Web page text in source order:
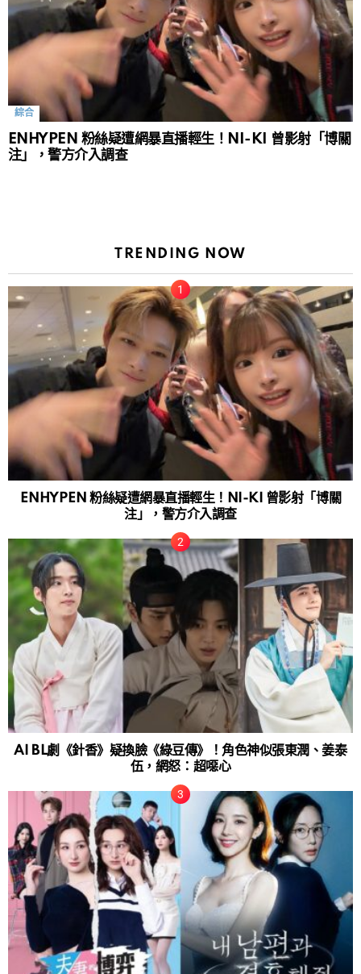
綜合
ENHYPEN 粉絲疑遭網暴直播輕生！NI-KI 曾影射「博關
注」，警方介入調查
TRENDING NOW
ENHYPEN 粉絲疑遭網暴直播輕生！NI-KI 曾影射「博關
注」，警方介入調查
AI BL劇《針香》疑換臉《綠豆傳》！角色神似張東潤、姜泰
伍，網怒：超噁心